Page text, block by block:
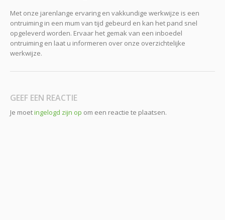
Met onze jarenlange ervaring en vakkundige werkwijze is een
ontruiming in een mum van tijd gebeurd en kan het pand snel
opgeleverd worden. Ervaar het gemak van een inboedel
ontruiming en laat u informeren over onze overzichtelijke
werkwijze.
GEEF EEN REACTIE
Je moetingelogd zijn op om een reactie te plaatsen.